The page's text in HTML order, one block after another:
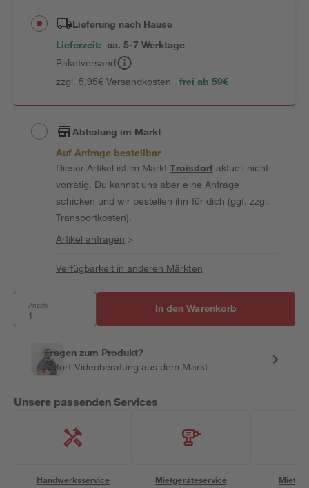
Lieferung nach Hause
Lieferzeit: ca. 5-7 Werktage
Paketversand
zzgl. 5,95€ Versandkosten | frei ab 59€
Abholung im Markt
Auf Anfrage bestellbar
Dieser Artikel ist im MarktTroisdorfaktuell nicht
vorrätig. Du kannst uns aber eine Anfrage
schicken und wir bestellen ihn für dich (ggf. zzgl.
Transportkosten).
Artikel anfragen >
Verfügbarkeit in anderen Märkten
Anzahl: In den Warenkorb
Fragen zum Produkt?
Sofort-Videoberatung aus dem Markt
Unsere passenden Services
Handwerksservice Mietgeräteservice